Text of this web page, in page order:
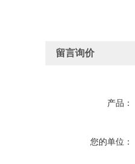
留言询价
产品：
您的单位：